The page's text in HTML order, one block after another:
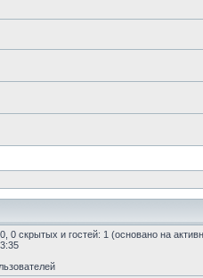
0 скрытых и гостей: 1 (основано на